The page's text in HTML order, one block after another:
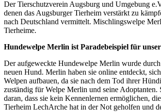
Der Tierschutzverein Augsburg und Umgebung
denen das Augsburger Tierheim verstärkt zu
nach Deutschland vermittelt. Mischlingswelpe
Tierheime.
Hundewelpe Merlin ist Paradebeispiel für
Der aufgeweckte Hundewelpe Merlin wurde
neuen Hund. Merlin haben sie online entdeckt,
Welpen aufbauen, da sie nach dem Tod ihrer
zuständig für Welpe Merlin und seine Adoptanten.
daran, dass sie kein Kennenlernen ermöglichen,
Tierheim LechArche hat in der Not geholfen und